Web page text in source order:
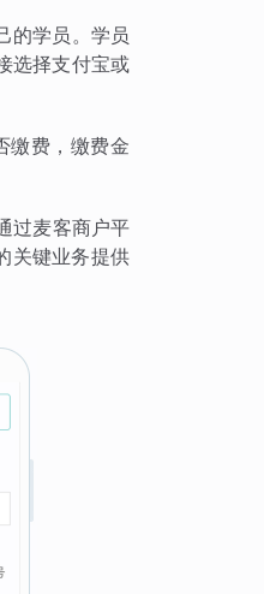
的学员。学员
选择支付宝或
缴费，缴费金
过麦客商户平
关键业务提供